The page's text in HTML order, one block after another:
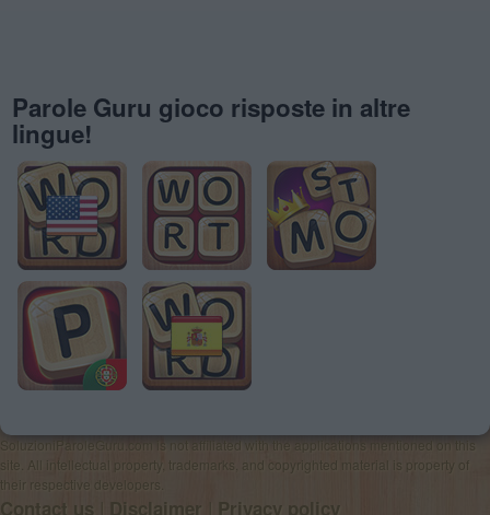
Parole Guru gioco risposte in altre
lingue!
SoluzioniParoleGuru.com is not affiliated with the applications mentioned on this
site. All intellectual property, trademarks, and copyrighted material is property of
their respective developers.
Contact us Disclaimer Privacy policy